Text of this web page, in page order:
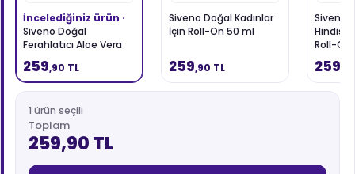
İncelediğiniz ürün ·
Siveno Doğal
Ferahlatıcı Aloe Vera
Özlü Roll-On 50 ml
259,90 TL
Siveno Doğal Kadınlar
İçin Roll-On 50 ml
259,90 TL
Siveno
Roll-On
259
1 ürün seçili
Toplam
259,90 TL